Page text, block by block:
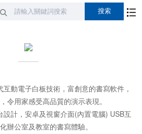
動電子白板技術，富創意的書寫軟件，
令用家感受高品質的演示表現。
計，安卓及視窗介面(內置電腦) USB互
辦公室及教室的書寫體驗。